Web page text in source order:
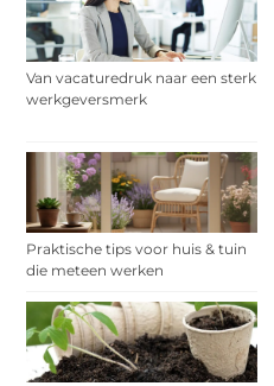
Van vacaturedruk naar een sterk
werkgeversmerk
Praktische tips voor huis & tuin
die meteen werken